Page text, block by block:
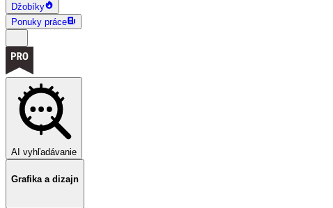
Džobíky
Ponuky práce
AI vyhľadávanie
Grafika a dizajn